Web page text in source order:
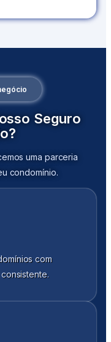
Seguro
uma parceria
condomínio.
com